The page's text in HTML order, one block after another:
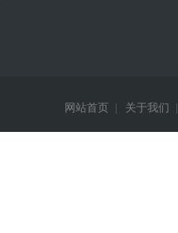
网站首页 关于我们